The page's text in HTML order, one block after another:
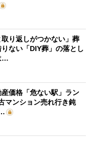
取り返しがつかない」葬
ない「DIY葬」の落とし
…
産価格「危ない駅」ラン
マンション売れ行き鈍